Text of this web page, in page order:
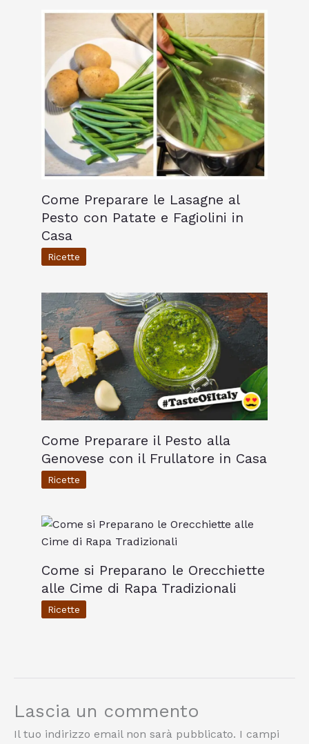
Come Preparare le Lasagne al
Pesto con Patate e Fagiolini in
Casa
Ricette
Come Preparare il Pesto alla
Genovese con il Frullatore in Casa
Ricette
Come si Preparano le Orecchiette
alle Cime di Rapa Tradizionali
Ricette
Lascia un commento
Il tuo indirizzo email non sarà pubblicato. I campi